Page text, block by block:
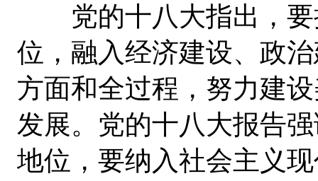
党的十八大指出，要
位，融入经济建设、政
方面和全过程，努力建
发展。党的十八大报告
地位，要纳入社会主义